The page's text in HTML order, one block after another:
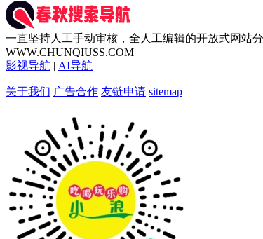
一直坚持人工手动审核，全人工编辑的开放式网站
WWW.CHUNQIUSS.COM
影视导航 | AI导航
关于我们 广告合作 友链申请 sitemap